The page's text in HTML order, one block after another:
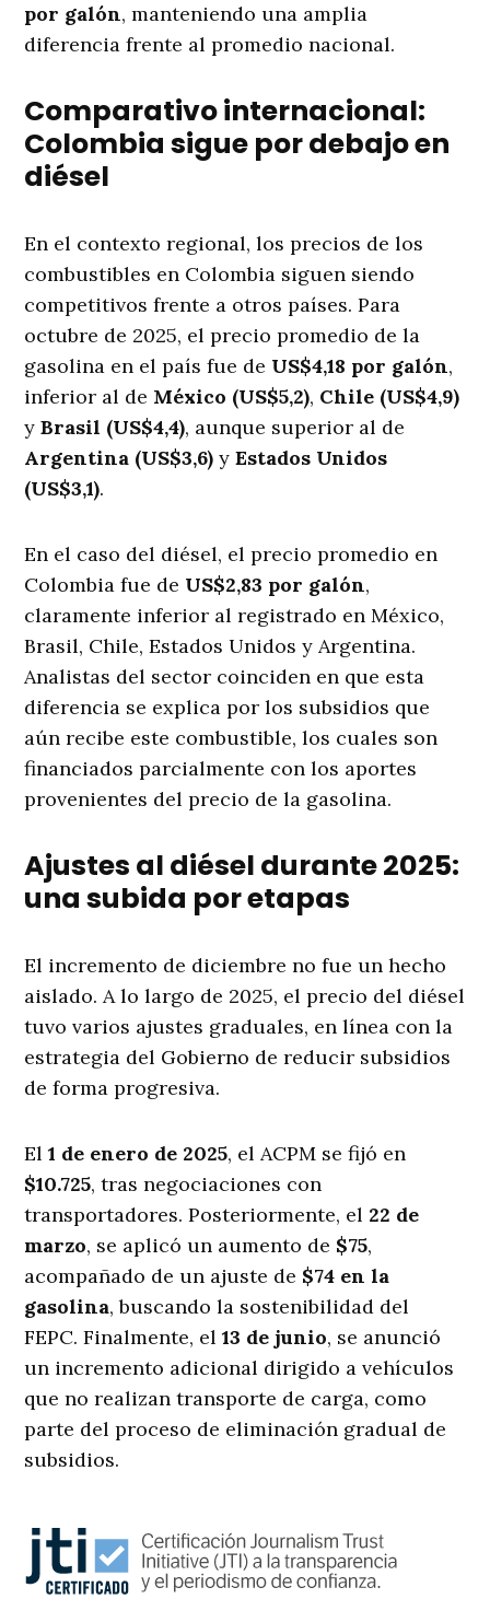
por galón, manteniendo una amplia
diferencia frente al promedio nacional.
Comparativo internacional:
Colombia sigue por debajo en
diésel
En el contexto regional, los precios de los
combustibles en Colombia siguen siendo
competitivos frente a otros países. Para
octubre de 2025, el precio promedio de la
gasolina en el país fue de US$4,18 por galón,
inferior al de México (US$5,2), Chile (US$4,9)
yBrasil (US$4,4), aunque superior al de
Argentina (US$3,6) yEstados Unidos
(US$3,1).
En el caso del diésel, el precio promedio en
Colombia fue de US$2,83 por galón,
claramente inferior al registrado en México,
Brasil, Chile, Estados Unidos y Argentina.
Analistas del sector coinciden en que esta
diferencia se explica por los subsidios que
aún recibe este combustible, los cuales son
financiados parcialmente con los aportes
provenientes del precio de la gasolina.
Ajustes al diésel durante 2025:
una subida por etapas
El incremento de diciembre no fue un hecho
aislado. A lo largo de 2025, el precio del diésel
tuvo varios ajustes graduales, en línea con la
estrategia del Gobierno de reducir subsidios
de forma progresiva.
El1 de enero de 2025, el ACPM se fijó en
$10.725, tras negociaciones con
transportadores. Posteriormente, el 22 de
marzo, se aplicó un aumento de $75,
acompañado de un ajuste de $74 en la
gasolina, buscando la sostenibilidad del
FEPC. Finalmente, el13 de junio, se anunció
un incremento adicional dirigido a vehículos
que no realizan transporte de carga, como
parte del proceso de eliminación gradual de
subsidios.